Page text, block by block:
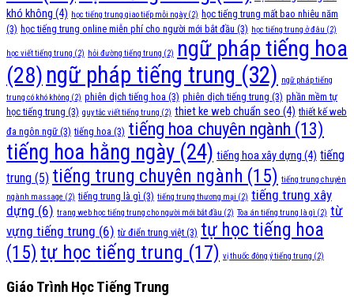
khó không (4) học tiếng trung giao tiếp mỗi ngày(2) học tiếng trung mất bao nhiêu năm
(3) học tiếng trung online miễn phí cho người mới bắt đầu (3) học tiếng trung ở đâu (2)
học viết tiếng trung (2) hỏi đường tiếng trung (2) ngữ pháp tiếng hoa
(28) ngữ pháp tiếng trung (32) ngữ pháp tiếng
trung có khó không (2) phiên dịch tiếng hoa (3) phiên dịch tiếng trung (3) phần mềm tự
học tiếng trung (3) quy tắc viết tiếng trung (2) thiet ke web chuẩn seo (4) thiết kế web
đa ngôn ngữ (3) tiếng hoa (3) tiếng hoa chuyên ngành (13)
tiếng hoa hằng ngày (24) tiếng hoa xây dựng (4) tiếng
trung (5) tiếng trung chuyên ngành (15) tiếng trung chuyên
ngành massage (2) tiếng trung là gì (3) tiếng trung thương mại (2) tiếng trung xây
dựng (6) trang web học tiếng trung cho người mới bắt đầu (2) Tòa án tiếng trung là gì (2) từ
vựng tiếng trung (6) từ điển trung việt (3) tự học tiếng hoa
(15) tự học tiếng trung (17) vị thuốc đông ý tiếng trung (2)
Giáo Trình Học Tiếng Trung